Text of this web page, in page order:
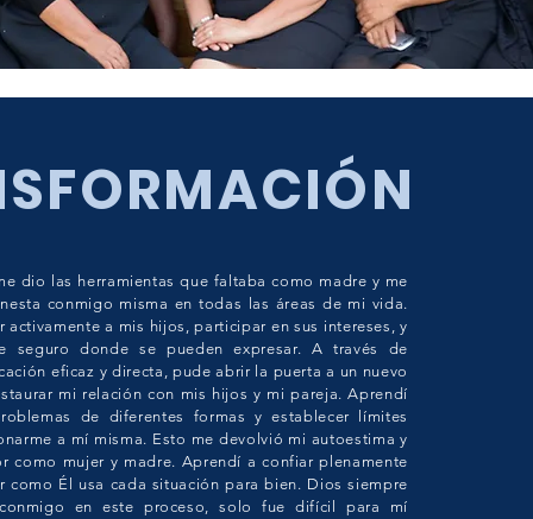
dio las herramientas que faltaba como madre y me
conmigo misma en todas las áreas de mi vida.
activamente a mis hijos, participar en sus intereses, y
seguro donde se pueden expresar. A través de
eficaz y directa, pude abrir la puerta a un nuevo
mi relación con mis hijos y mi pareja. Aprendí
de diferentes formas y establecer límites
a mí misma. Esto me devolvió mi autoestima y
como mujer y madre. Aprendí a confiar plenamente
como Él usa cada situación para bien. Dios siempre
en este proceso, solo fue difícil para mí